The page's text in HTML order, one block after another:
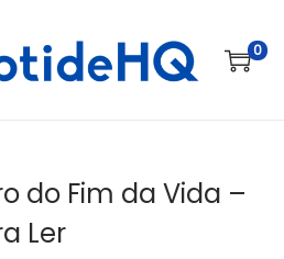
0
do Fim da Vida –
Ler